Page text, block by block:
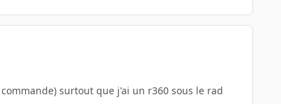
surtout que j'ai un r360 sous le rad